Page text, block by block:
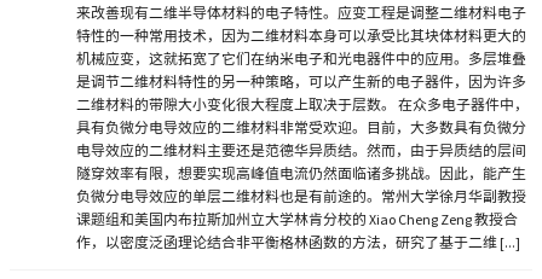
来改善现有二维半导体材料的电子特性。应变工程是调整二维材料电子
特性的一种常用技术，因为二维材料本身可以承受比其块体材料更大的
机械应变，这就拓宽了它们在纳米电子和光电器件中的应用。多层堆叠
是调节二维材料特性的另一种策略，可以产生新的电子器件，因为许多
二维材料的带隙大小变化很大程度上取决于层数。 在众多电子器件中，
具有负微分电导效应的二维材料非常受欢迎。目前，大多数具有负微分
电导效应的二维材料主要还是范德华异质结。然而，由于异质结的层间
隧穿效率有限，想要实现高峰值电流仍然面临诸多挑战。因此，能产生
负微分电导效应的单层二维材料也是有前途的。常州大学徐月华副教授
课题组和美国内布拉斯加州立大学林肯分校的 Xiao Cheng Zeng 教授合
作，以密度泛函理论结合非平衡格林函数的方法，研究了基于二维 [...]